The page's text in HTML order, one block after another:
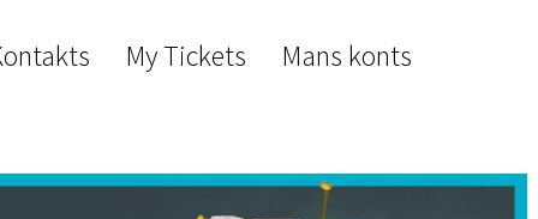
My Tickets Mans konts